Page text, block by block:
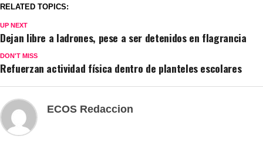
RELATED TOPICS:
UP NEXT
Dejan libre a ladrones, pese a ser detenidos en flagrancia
DON'T MISS
Refuerzan actividad física dentro de planteles escolares
ECOS Redaccion